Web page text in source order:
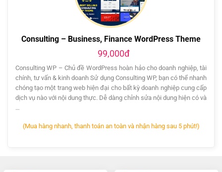
Consulting – Business, Finance WordPress Theme
99,000đ
Consulting WP – Chủ đề WordPress hoàn hảo cho doanh nghiệp, tài
chính, tư vấn & kinh doanh Sử dụng Consulting WP, bạn có thể nhanh
chóng tạo một trang web hiện đại cho bất kỳ doanh nghiệp cung cấp
dịch vụ nào với nội dung thực. Dễ dàng chỉnh sửa nội dung hiện có và
…
(Mua hàng nhanh, thanh toán an toàn và nhận hàng sau 5 phút!)